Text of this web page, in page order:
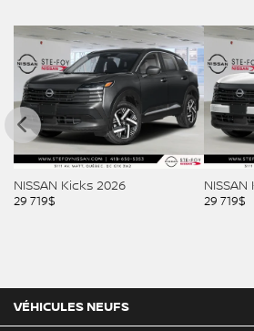
Kicks 2026
NISSAN Kicks
VÉHICULES NEUFS